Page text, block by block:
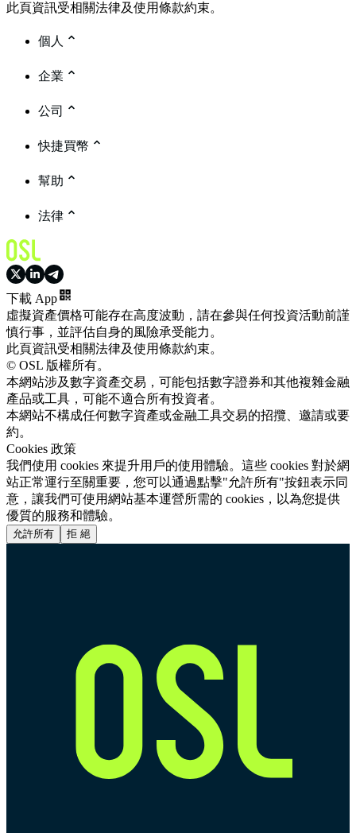
此頁資訊受相關法律及使用條款約束。
個人
企業
公司
快捷買幣
幫助
法律
下載 App
虛擬資產價格可能存在高度波動，請在參與任何投資活動前謹
慎行事，並評估自身的風險承受能力。
此頁資訊受相關法律及使用條款約束。
© OSL 版權所有。
本網站涉及數字資產交易，可能包括數字證券和其他複雜金融
產品或工具，可能不適合所有投資者。
本網站不構成任何數字資產或金融工具交易的招攬、邀請或要
約。
Cookies 政策
我們使用 cookies 來提升用戶的使用體驗。這些 cookies 對於網
站正常運行至關重要，您可以通過點擊"允許所有"按鈕表示同
意，讓我們可使用網站基本運營所需的 cookies，以為您提供
優質的服務和體驗。
允許所有 拒 絕